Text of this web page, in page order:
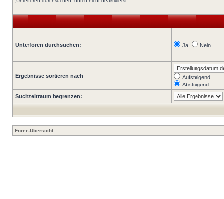
Unterforen durchsuchen: Ja Nein
Ergebnisse sortieren nach:
Aufsteigend
Absteigend
Suchzeitraum begrenzen:
Foren-Übersicht